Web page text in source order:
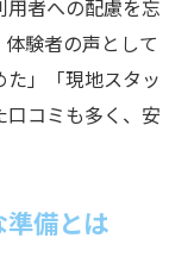
者への配慮を忘
験者の声として
た」「現地スタッ
コミも多く、安
準備とは